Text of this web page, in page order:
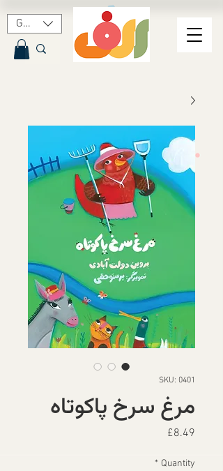
GBP (£)
SKU: 0401
مرغ سرخ پاکوتاه
£8.49
Quantity
*